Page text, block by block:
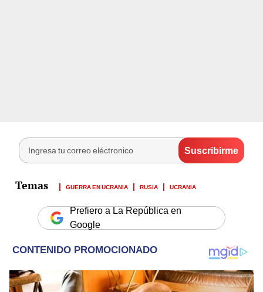
GUERRA EN UCRANIA RUSIA UCRANIA
Prefiero a La República en
Google